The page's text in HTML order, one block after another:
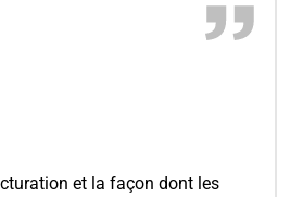
et la façon dont les